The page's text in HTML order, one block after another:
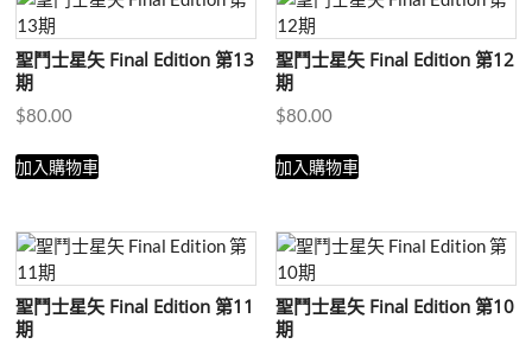
目
排
序
聖鬥士星矢 Final Edition 第13
期
$80.00
加入購物車
聖鬥士星矢 Final Edition 第12
期
$80.00
加入購物車
聖鬥士星矢 Final Edition 第11
期
聖鬥士星矢 Final Edition 第10
期